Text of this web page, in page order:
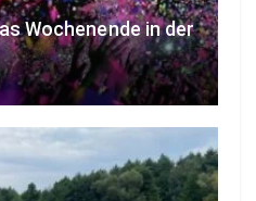
Wochenende in der